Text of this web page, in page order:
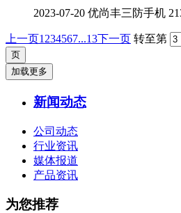
2023-07-20 优尚丰三防手机
上一页1 234567...13下一页 转至第
加载更多
新闻动态
公司动态
行业资讯
媒体报道
产品资讯
为您推荐